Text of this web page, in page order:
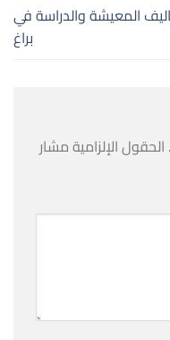
المعيشة والدراسة في
براغ
الحقول الإلزامية مشار